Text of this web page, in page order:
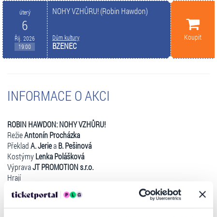
úterý
6
Říj. 2026
19:00
NOHY VZHŮRU! (Robin Hawdon)
Dům kultury
BZENEC
Koupit
INFORMACE O AKCI
ROBIN HAWDON: NOHY VZHŮRU!
RežieAntonín Procházka
PřekladA. JerieaB. Pešinová
KostýmyLenka Polášková
VýpravaJT PROMOTION s.r.o.
Hrají
Markéta Schimmerová
Procházková,Kateřina Sedláková-Pechová
Robert Hájek